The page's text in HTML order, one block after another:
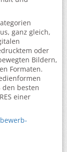
ganz gleich,
oder
Bildern,
Formaten.
den besten
einer